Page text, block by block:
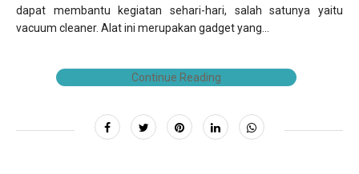
dapat membantu kegiatan sehari-hari, salah satunya yaitu
vacuum cleaner. Alat ini merupakan gadget yang...
Continue Reading